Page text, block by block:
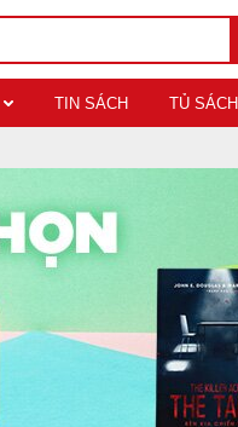
TIN SÁCH TỦ SÁCH